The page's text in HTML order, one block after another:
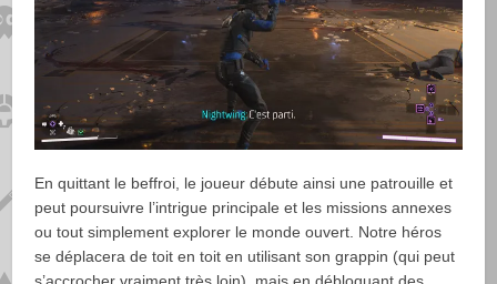
En quittant le beffroi, le joueur débute ainsi une patrouille et
peut poursuivre l’intrigue principale et les missions annexes
ou tout simplement explorer le monde ouvert. Notre héros
se déplacera de toit en toit en utilisant son grappin (qui peut